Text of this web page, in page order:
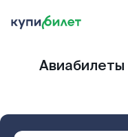
Авиабилеты